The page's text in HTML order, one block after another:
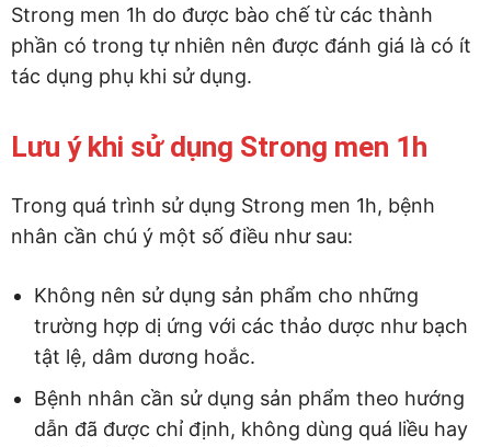
Strong men 1h do được bào chế từ các thành
phần có trong tự nhiên nên được đánh giá là có ít
tác dụng phụ khi sử dụng.
Lưu ý khi sử dụng Strong men 1h
Trong quá trình sử dụng Strong men 1h, bệnh
nhân cần chú ý một số điều như sau:
Không nên sử dụng sản phẩm cho những
trường hợp dị ứng với các thảo dược như bạch
tật lệ, dâm dương hoắc.
Bệnh nhân cần sử dụng sản phẩm theo hướng
dẫn đã được chỉ định, không dùng quá liều hay